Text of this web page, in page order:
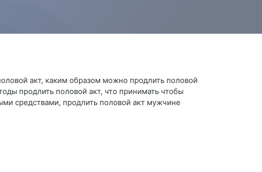
акт, каким образом можно продлить половой
продлить половой акт, что принимать чтобы
средствами, продлить половой акт мужчине